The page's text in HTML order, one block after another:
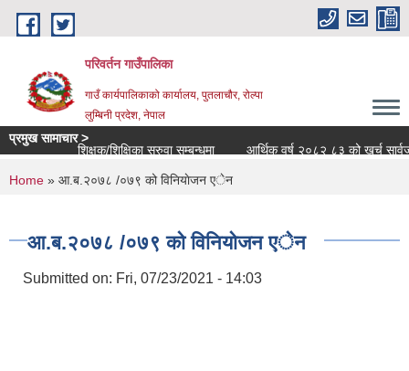
Skip to main content
परिवर्तन गाउँपालिका
गाउँ कार्यपालिकाको कार्यालय, पुतलाचौर, रोल्पा
लुम्बिनी प्रदेश, नेपाल
प्रमुख सामाचार >
शिक्षक/शिक्षिका सरुवा सम्बन्धमा
आर्थिक वर्ष २०८२ ८३ को खर्च सार्वजनिक
You are here
Home » आ.ब.२०७८ /०७९ को विनियाेजन एेन
आ.ब.२०७८ /०७९ को विनियाेजन एेन
Submitted on: Fri, 07/23/2021 - 14:03